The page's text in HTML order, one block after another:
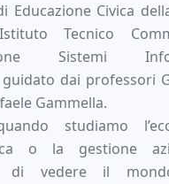
Educazione Civica
Tecnico
Sistemi
guidato dai professori
Gammella.
studiamo
o la gestione
di vedere il